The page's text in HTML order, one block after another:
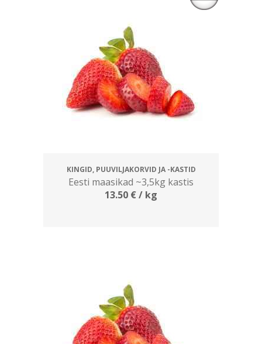
KINGID, PUUVILJAKORVID JA -KASTID
Eesti maasikad ~3,5kg kastis
13.50 €/ kg